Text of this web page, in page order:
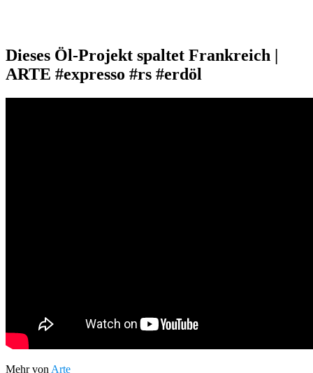
Dieses Öl-Projekt spaltet Frankreich |
ARTE #expresso #rs #erdöl
Mehr von Arte